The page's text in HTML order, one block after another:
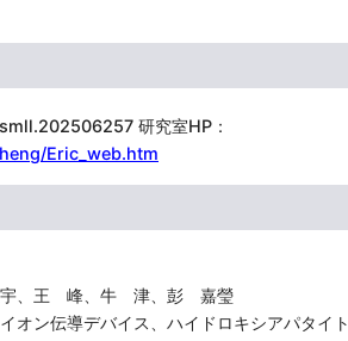
研究室HP：
Eric_web.htm
王 峰、牛 津、彭 嘉瑩
オン伝導デバイス、ハイドロキシアパタイト